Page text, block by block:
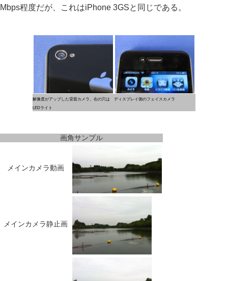
Mbps程度だが、これはiPhone 3GSと同じである。
解像度がアップした背面カメラ。右の穴は
LEDライト
ディスプレイ側のフェイスカメラ
画角サンプル
メインカメラ動画
メインカメラ静止画